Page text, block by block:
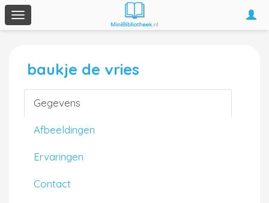
Toggle
navigation
baukje de vries
Gegevens
Afbeeldingen
Ervaringen
Contact